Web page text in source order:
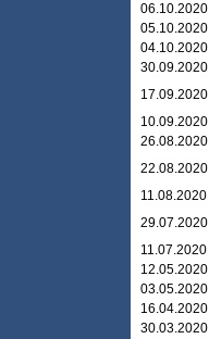
06.10.2020
05.10.2020
04.10.2020
30.09.2020
17.09.2020
10.09.2020
26.08.2020
22.08.2020
11.08.2020
29.07.2020
11.07.2020
12.05.2020
03.05.2020
16.04.2020
30.03.2020